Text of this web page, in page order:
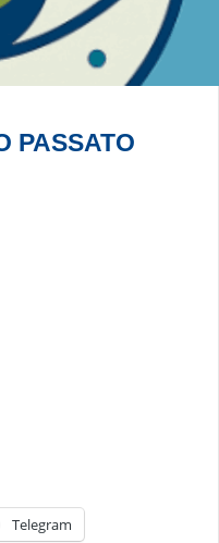
PASSATO
Telegram